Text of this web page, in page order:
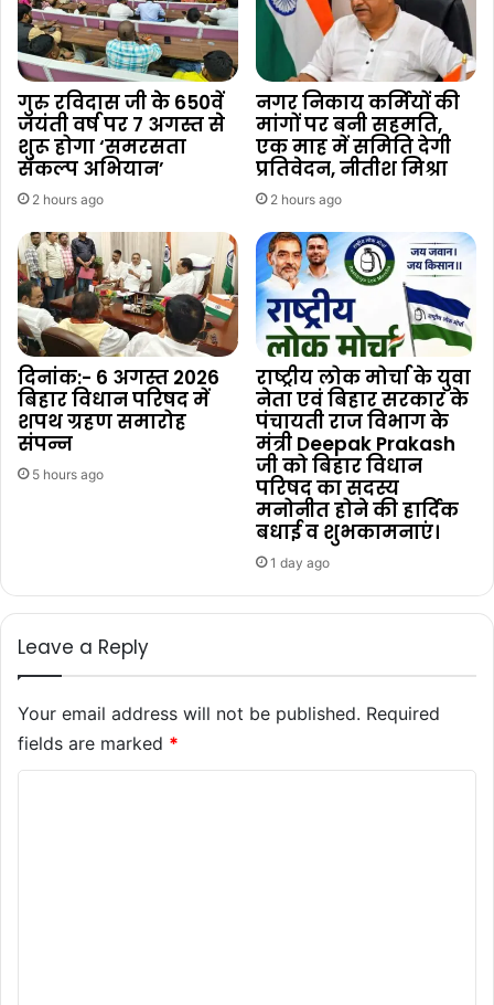
गुरु रविदास जी के 650वें
जयंती वर्ष पर 7 अगस्त से
शुरू होगा ‘समरसता
संकल्प अभियान’
2 hours ago
नगर निकाय कर्मियों की
मांगों पर बनी सहमति,
एक माह में समिति देगी
प्रतिवेदन, नीतीश मिश्रा
2 hours ago
दिनांक:- 6 अगस्त 2026
बिहार विधान परिषद में
शपथ ग्रहण समारोह
संपन्न
5 hours ago
राष्ट्रीय लोक मोर्चा के युवा
नेता एवं बिहार सरकार के
पंचायती राज विभाग के
मंत्री Deepak Prakash
जी को बिहार विधान
परिषद का सदस्य
मनोनीत होने की हार्दिक
बधाई व शुभकामनाएं।
1 day ago
Leave a Reply
Your email address will not be published. Required
fields are marked *